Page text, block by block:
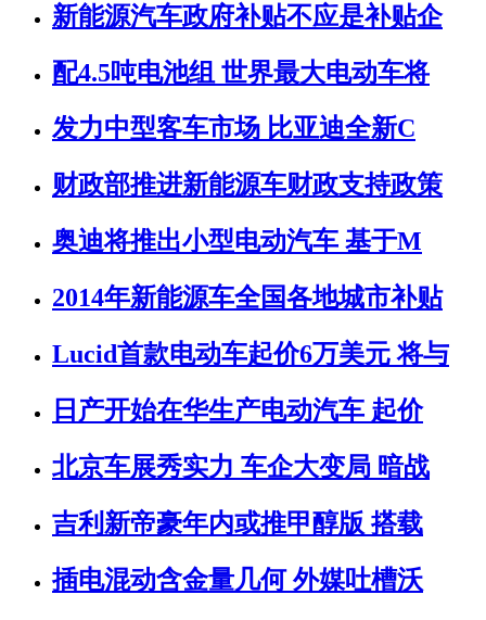
新能源汽车政府补贴不应是补贴企
配4.5吨电池组 世界最大电动车将
发力中型客车市场 比亚迪全新C
财政部推进新能源车财政支持政策
奥迪将推出小型电动汽车 基于M
2014年新能源车全国各地城市补贴
Lucid首款电动车起价6万美元 将与
日产开始在华生产电动汽车 起价
北京车展秀实力 车企大变局 暗战
吉利新帝豪年内或推甲醇版 搭载
插电混动含金量几何 外媒吐槽沃